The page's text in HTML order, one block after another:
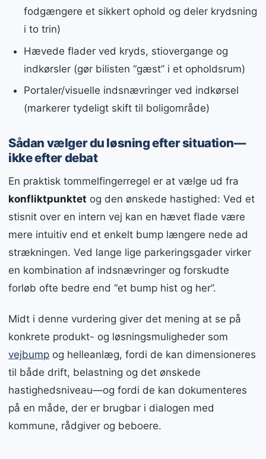
fodgængere et sikkert ophold og deler krydsning
i to trin)
Hævede flader ved kryds, stiovergange og
indkørsler (gør bilisten “gæst” i et opholdsrum)
Portaler/visuelle indsnævringer ved indkørsel
(markerer tydeligt skift til boligområde)
Sådan vælger du løsning efter situation—
ikke efter debat
En praktisk tommelfingerregel er at vælge ud fra
konfliktpunktet og den ønskede hastighed: Ved et
stisnit over en intern vej kan en hævet flade være
mere intuitiv end et enkelt bump længere nede ad
strækningen. Ved lange lige parkeringsgader virker
en kombination af indsnævringer og forskudte
forløb ofte bedre end “et bump hist og her”.
Midt i denne vurdering giver det mening at se på
konkrete produkt- og løsningsmuligheder som
vejbump og helleanlæg, fordi de kan dimensioneres
til både drift, belastning og det ønskede
hastighedsniveau—og fordi de kan dokumenteres
på en måde, der er brugbar i dialogen med
kommune, rådgiver og beboere.